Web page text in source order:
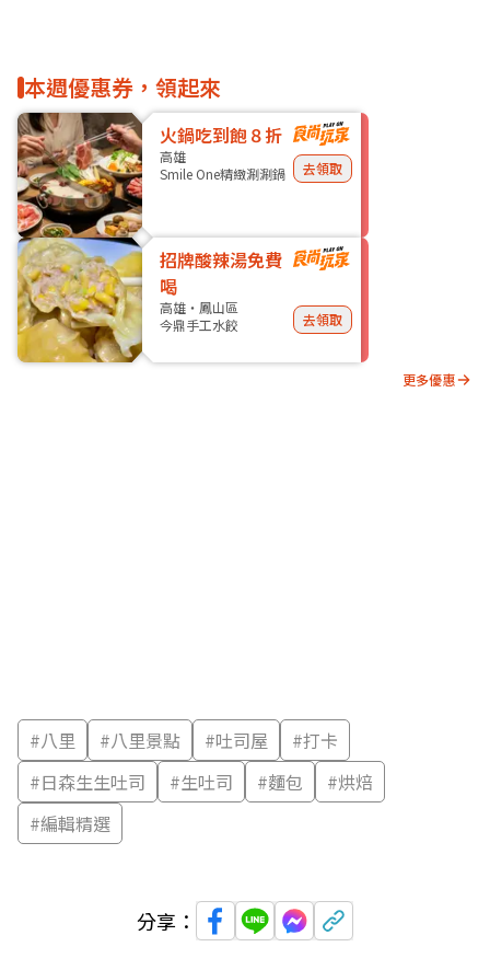
本週優惠券，領起來
火鍋吃到飽８折
高雄
Smile One精緻涮涮鍋
去領取
招牌酸辣湯免費
喝
高雄・鳳山區
今鼎手工水餃
去領取
更多優惠
#八里 #八里景點 #吐司屋 #打卡
#日森生生吐司 #生吐司 #麵包 #烘焙
#編輯精選
分享：